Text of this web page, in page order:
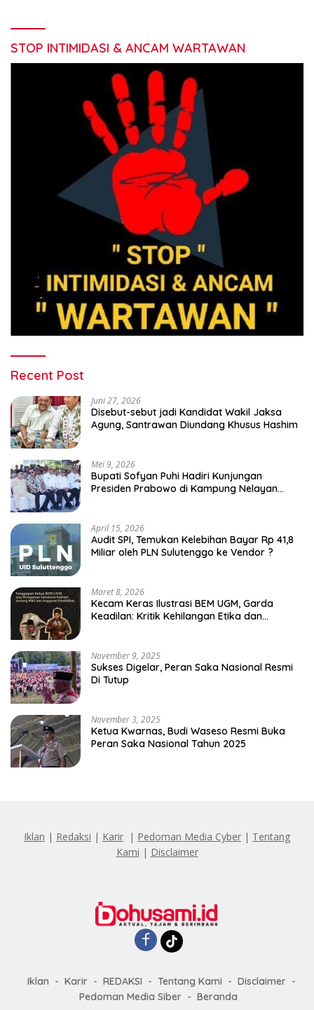
STOP INTIMIDASI & ANCAM WARTAWAN
Recent Post
Juni 27, 2026
Disebut-sebut jadi Kandidat Wakil Jaksa
Agung, Santrawan Diundang Khusus Hashim
Mei 9, 2026
Bupati Sofyan Puhi Hadiri Kunjungan
Presiden Prabowo di Kampung Nelayan
April 15, 2026
Audit SPI, Temukan Kelebihan Bayar Rp 41,8
Miliar oleh PLN Sulutenggo ke Vendor ?
Maret 8, 2026
Kecam Keras Ilustrasi BEM UGM, Garda
Keadilan: Kritik Kehilangan Etika dan
November 9, 2025
Sukses Digelar, Peran Saka Nasional Resmi
Di Tutup
November 3, 2025
Ketua Kwarnas, Budi Waseso Resmi Buka
Peran Saka Nasional Tahun 2025
Iklan | Redaksi | Karir | Pedoman Media Cyber | Tentang
Kami | Disclaimer
Iklan Karir REDAKSI Tentang Kami
Disclaimer
Pedoman Media Siber
Beranda